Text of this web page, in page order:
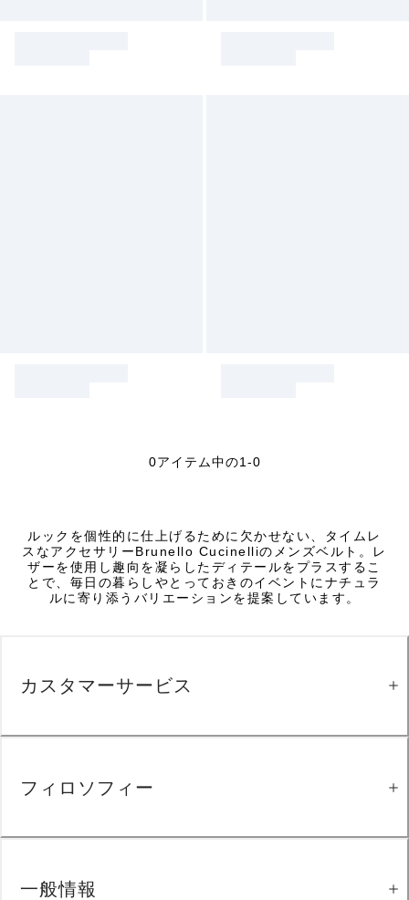
0アイテム中の1-0
ルックを個性的に仕上げるために欠かせない、タイムレ
スなアクセサリーBrunello Cucinelliのメンズベルト。レ
ザーを使用し趣向を凝らしたディテールをプラスするこ
とで、毎日の暮らしやとっておきのイベントにナチュラ
ルに寄り添うバリエーションを提案しています。
カスタマーサービス
フィロソフィー
一般情報